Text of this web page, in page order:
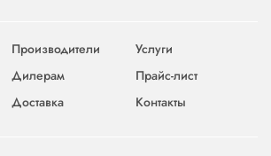
Производители
Услуги
Дилерам
Прайс-лист
Доставка Контакты